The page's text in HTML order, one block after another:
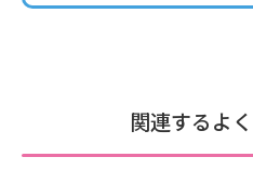
関連するよ